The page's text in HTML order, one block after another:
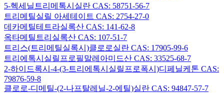
5-헥세닐트리메톡시실란 CAS: 58751-56-7
트리메틸실릴 아세테이트 CAS: 2754-27-0
데카메틸테트라실록산 CAS: 141-62-8
옥타메틸트리실록산 CAS: 107-51-7
트리스(트리메틸실록시)클로로실란 CAS: 17905-99-6
트리에톡시실릴프로필말레아미드산 CAS: 33525-68-7
2-하이드록시-4-(3-트리에톡시실릴프로폭시)디페닐케톤 CAS:
79876-59-8
클로로-디메틸-(2-나프탈레닐-2-에틸)실란 CAS: 94847-57-7